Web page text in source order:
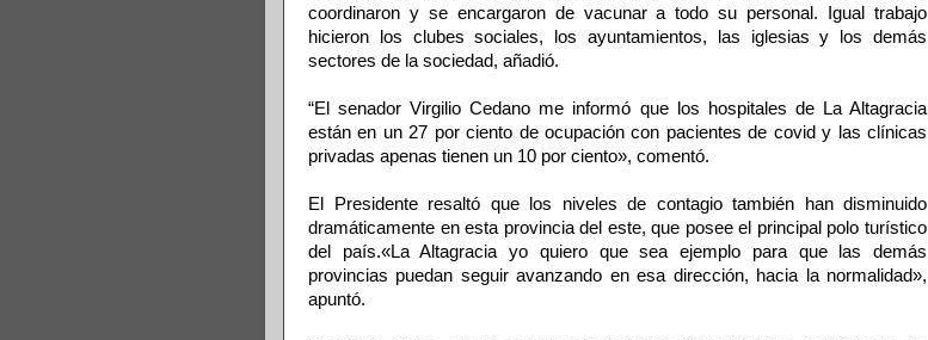
coordinaron y se encargaron de vacunar a todo su personal. Igual trabajo
hicieron los clubes sociales, los ayuntamientos, las iglesias y los demás
sectores de la sociedad, añadió.
“El senador Virgilio Cedano me informó que los hospitales de La Altagracia
están en un 27 por ciento de ocupación con pacientes de covid y las clínicas
privadas apenas tienen un 10 por ciento», comentó.
El Presidente resaltó que los niveles de contagio también han disminuido
dramáticamente en esta provincia del este, que posee el principal polo turístico
del país.«La Altagracia yo quiero que sea ejemplo para que las demás
provincias puedan seguir avanzando en esa dirección, hacia la normalidad»,
apuntó.